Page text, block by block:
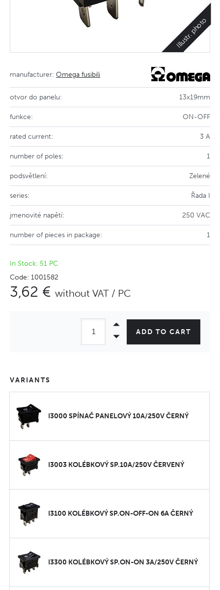
Illustr. photo
manufacturer: Omega fusibili
otvor do panelu: 13x19mm
funkce: ON-OFF
rated current: 3 A
number of poles: 1
podsvětlení: Zelené
series: Řada I
jmenovité napětí: 250 VAC
number of pieces in package: 1
In Stock: 51 PC
Code: 1001582
3,62 € without VAT / PC
ADD TO CART
VARIANTS
I3000 SPÍNAČ PANELOVÝ 10A/250V ČERNÝ
I3003 KOLÉBKOVÝ SP.10A/250V ČERVENÝ
I3100 KOLÉBKOVÝ SP.ON-OFF-ON 6A ČERNÝ
I3300 KOLÉBKOVÝ SP.ON-ON 3A/250V ČERNÝ